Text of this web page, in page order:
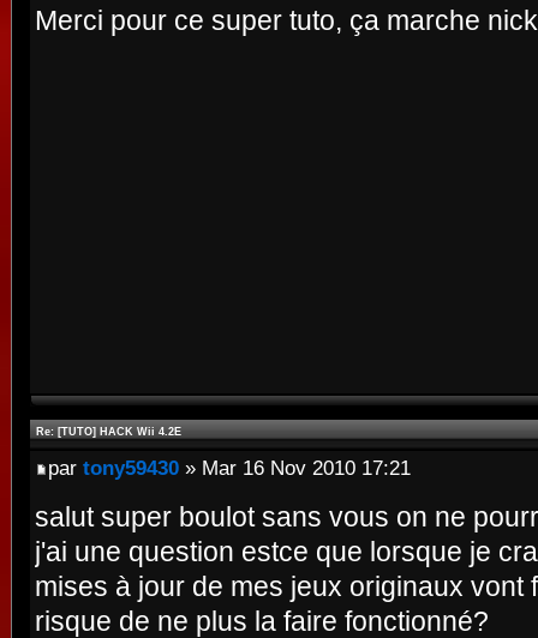
Merci pour ce super tuto, ça marche
Re: [TUTO] HACK Wii 4.2E
par tony59430 » Mar 16 Nov 2010 17:21
salut super boulot sans vous on ne
j'ai une question estce que lorsque je
mises à jour de mes jeux originaux vont
risque de ne plus la faire fonctionné?